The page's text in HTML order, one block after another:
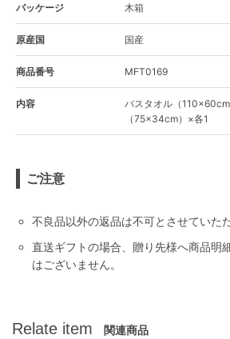
パッケージ 木箱
原産国 国産
商品番号 MFT0169
内容
バスタオル（
（75×34cm）×各1
ご注意
不良品以外の返品は不可とさせていた
直送ギフトの場合、贈り先様へ商品明
はございません。
Relate item 関連商品